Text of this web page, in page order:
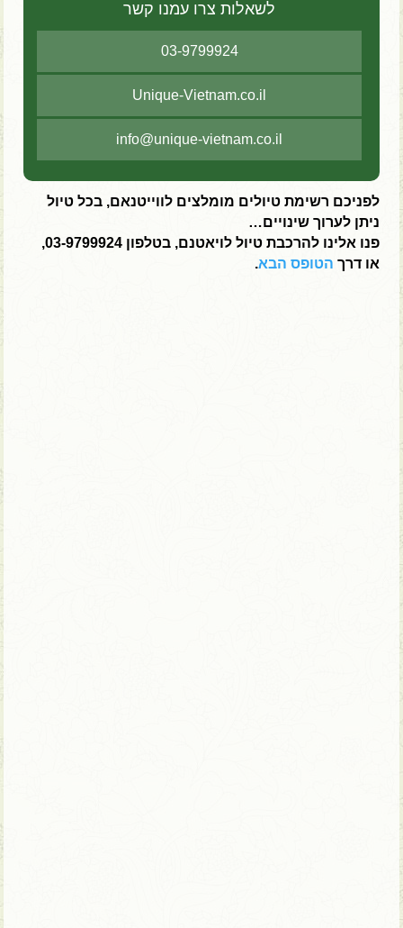
לשאלות צרו עמנו קשר
03-9799924
Unique-Vietnam.co.il
info@unique-vietnam.co.il
לפניכם רשימת טיולים מומלצים לווייטנאם, בכל טיול
ניתן לערוך שינויים…
פנו אלינו להרכבת טיול לויאטנם, בטלפון 03-9799924,
או דרך הטופס הבא.